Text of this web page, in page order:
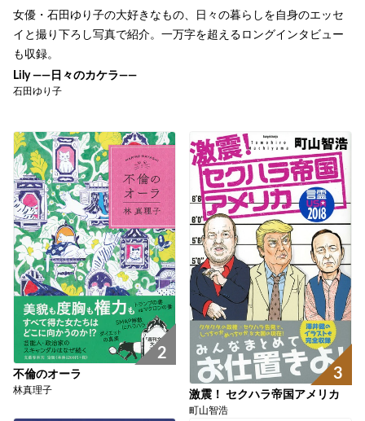
女優・石田ゆり子の大好きなもの、日々の暮らしを自身のエッセ
イと撮り下ろし写真で紹介。一万字を超えるロングインタビュー
も収録。
Lily ――日々のカケラ――
石田ゆり子
2
不倫のオーラ
林真理子
3
激震！ セクハラ帝国アメリカ
町山智浩